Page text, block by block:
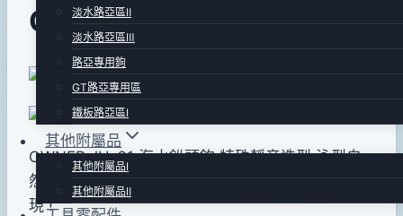
淡水路亞區Ⅱ
淡水路亞區Ⅲ
路亞專用鉤
GT路亞專用區
鐵板路亞區Ⅰ
其他附屬品
其他附屬品Ⅰ
其他附屬品Ⅱ
OWNER JH-61 鉛頭鉤
By
pro-
shop
2013
年
06
月
28
日
OWNER JH-61 海水鉛頭鉤.特殊靜音造型.泳型自
然.從靜態設計和拋投的飛行距離都有令人驚異的表
現 !